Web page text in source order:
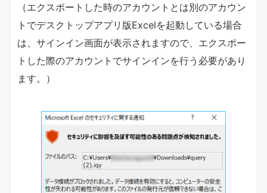
（エクスポートした時のアカウントとは別のアカウン
トでデスクトップアプリ版Excelを起動している場合
は、サインイン画面が表示されますので、エクスポー
トした際のアカウントでサインインを行う必要があり
ます。）